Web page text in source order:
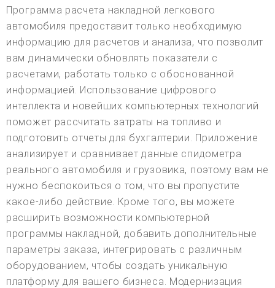
Программа расчета накладной легкового
автомобиля предоставит только необходимую
информацию для расчетов и анализа, что позволит
вам динамически обновлять показатели с
расчетами, работать только с обоснованной
информацией. Использование цифрового
интеллекта и новейших компьютерных технологий
поможет рассчитать затраты на топливо и
подготовить отчеты для бухгалтерии. Приложение
анализирует и сравнивает данные спидометра
реального автомобиля и грузовика, поэтому вам не
нужно беспокоиться о том, что вы пропустите
какое-либо действие. Кроме того, вы можете
расширить возможности компьютерной
программы накладной, добавить дополнительные
параметры заказа, интегрировать с различным
оборудованием, чтобы создать уникальную
платформу для вашего бизнеса. Модернизация